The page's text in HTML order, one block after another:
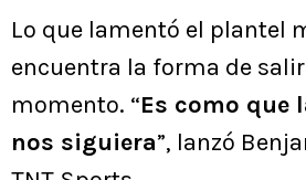
Lo que lamentó el plantel
encuentra la forma de
momento. “Es como que
nos siguiera”, lanzó